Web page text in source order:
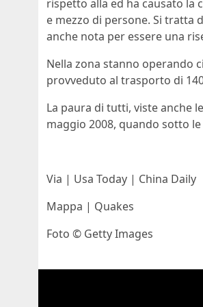
rispetto alla ed ha causato la
e mezzo di persone. Si tratta
anche nota per essere una
Nella zona stanno operando
provveduto al trasporto di
La paura di tutti, viste anche
maggio 2008, quando sotto
Via | Usa Today | China Daily
Mappa | Quakes
Foto © Getty Images